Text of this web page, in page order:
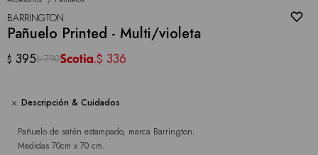
BARRINGTON
Pañuelo Printed - Multi/violeta
$ 395$ 790 $ 336
Descripción & Cuidados
Pañuelo de satén estampado, marca Barrington.
Medidas 70cm x 70 cm.